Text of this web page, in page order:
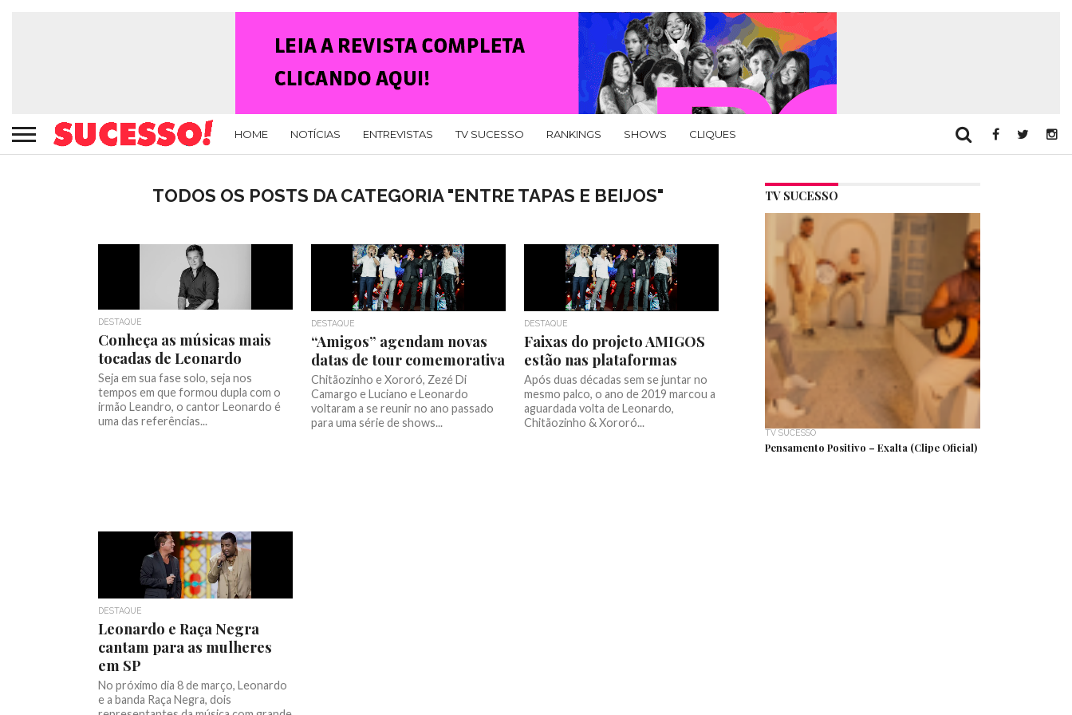
HOME NOTÍCIAS ENTREVISTAS TV SUCESSO RANKINGS SHOWS CLIQUES
TODOS OS POSTS DA CATEGORIA "ENTRE TAPAS E BEIJOS"
DESTAQUE
Conheça as músicas mais
tocadas de Leonardo
Seja em sua fase solo, seja nos
tempos em que formou dupla com o
irmão Leandro, o cantor Leonardo é
uma das referências...
DESTAQUE
“Amigos” agendam novas
datas de tour comemorativa
Chitãozinho e Xororó, Zezé Di
Camargo e Luciano e Leonardo
voltaram a se reunir no ano passado
para uma série de shows...
DESTAQUE
Faixas do projeto AMIGOS
estão nas plataformas
Após duas décadas sem se juntar no
mesmo palco, o ano de 2019 marcou a
aguardada volta de Leonardo,
Chitãozinho & Xororó...
DESTAQUE
Leonardo e Raça Negra
cantam para as mulheres
em SP
No próximo dia 8 de março, Leonardo
e a banda Raça Negra, dois
TV SUCESSO
TV SUCESSO
Pensamento Positivo – Exalta (Clipe Oficial)